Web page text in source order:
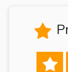

